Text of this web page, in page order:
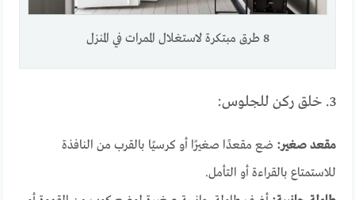
8 طرق مبتكرة لاستغلال الممرات في المنزل
3. خلق ركن للجلوس:
مقعد صغير: ضع مقعدًا صغيرًا أو كرسيًا بالقرب من النافذة
للاستمتاع بالقراءة أو التأمل.